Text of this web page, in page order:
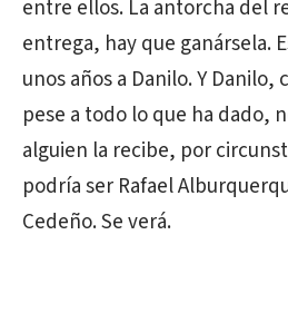
entre ellos. La antorcha del
entrega, hay que ganársela.
unos años a Danilo. Y Danilo,
pese a todo lo que ha dado,
alguien la recibe, por
podría ser Rafael
Cedeño. Se verá.